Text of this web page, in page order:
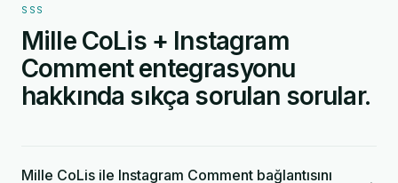
SSS
Mille CoLis + Instagram
Comment entegrasyonu
hakkında sıkça sorulan sorular.
Mille CoLis ile Instagram Comment bağlantısını